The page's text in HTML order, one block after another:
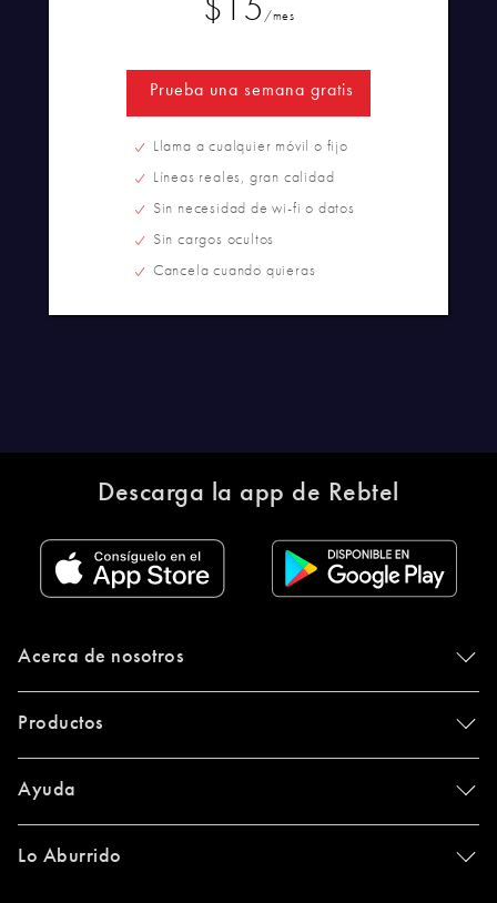
/mes
Prueba una semana gratis
Llama a cualquier móvil o fijo
Líneas reales, gran calidad
Sin necesidad de wi-fi o datos
Sin cargos ocultos
Cancela cuando quieras
Descarga la app de Rebtel
Acerca de nosotros
Productos
Ayuda
Lo Aburrido